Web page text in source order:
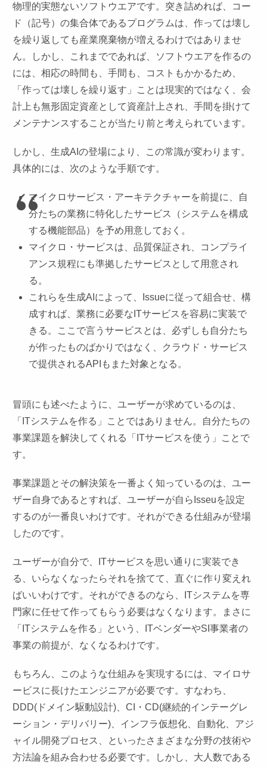
物理的実態ないソフトウエアです。突き詰めれば、コー
ド（記号）の集合体であるプログラムは、作っては壊し
を繰り返しても産業廃棄物が増えるわけではありませ
ん。しかし、これまでであれば、ソフトウエアを作るの
には、相応の時間も、手間も、コストもかかるため、
「作っては壊しを繰り返す」ことは現実的ではなく、会
計上も無形固定資産として資産計上され、手間を掛けて
メンテナンスすることが当たり前と考えられています。
しかし、生成AIの登場により、この常識が変わります。
具体的には、次のような手順です。
マイクロサービス・アーキテクチャーを前提に、自
分たちの業務に特化したサービス（システムを構成
する機能部品）を予め用意しておく。
マイクロ・サービスは、品質保証され、コンプライ
アンス規程にも準拠したサービスとして用意され
る。
これらを生成AIによって、Issueに従って組合せ、構
成すれば、業務に必要なITサービスを容易に実装で
きる。ここで言うサービスとは、必ずしも自分たち
が作ったものばかりではなく、クラウド・サービス
で提供されるAPIもまた対象となる。
冒頭にも述べたように、ユーザーが求めているのは、
「ITシステムを作る」ことではありません。自分たちの
事業課題を解決してくれる「ITサービスを使う」ことで
す。
事業課題とその解決策を一番よく知っているのは、ユー
ザー自身であるとすれば、ユーザーが自らIsseuを設定
するのが一番良いわけです。それができる仕組みが登場
したのです。
ユーザーが自分で、ITサービスを思い通りに実装でき
る、いらなくなったらそれを捨てて、直ぐに作り変えれ
ばいいわけです。それができるのなら、ITシステムを専
門家に任せて作ってもらう必要はなくなります。まさに
「ITシステムを作る」という、ITベンダーやSI事業者の
事業の前提が、なくなるわけです。
もちろん、このような仕組みを実現するには、マイロサ
ービスに長けたエンジニアが必要です。すなわち、
DDD(ドメイン駆動設計)、CI・CD(継続的インテーグレ
ーション・デリバリー)、インフラ仮想化、自動化、アジ
ャイル開発プロセス、といったさまざまな分野の技術や
方法論を組み合わせる必要です。しかし、大人数である